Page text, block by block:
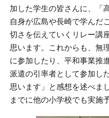
加した学生の皆さんに、「
自身が広島や長崎で学んだ
切さを伝えていくリレー講
思います。これからも、無
に参加したり、平和事業推
派遣の引率者として参加し
思います」と感想を述べま
までに他の小学校でも実施